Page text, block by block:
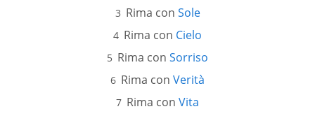
Rima con Sole
Rima con Cielo
Rima con Sorriso
Rima con Verità
Rima con Vita